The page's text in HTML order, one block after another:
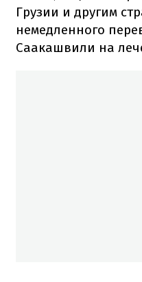
Грузии и другим
немедленного
Саакашвили на